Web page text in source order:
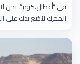
في “أعطال.كوم”، نحن
المحرك لنضع يدك على